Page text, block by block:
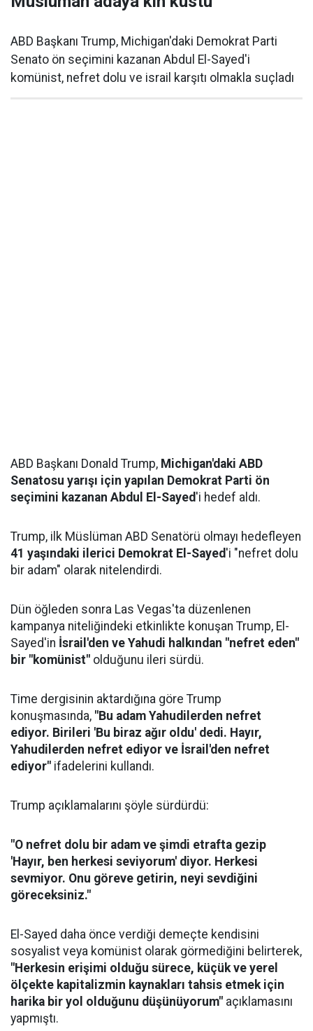
ABD Başkanı Trump, Michigan'daki Demokrat Parti
Senato ön seçimini kazanan Abdul El-Sayed'i
komünist, nefret dolu ve israil karşıtı olmakla suçladı
ABD Başkanı Donald Trump, Michigan'daki ABD
Senatosu yarışı için yapılan Demokrat Parti ön
seçimini kazanan Abdul El-Sayed'i hedef aldı.
Trump, ilk Müslüman ABD Senatörü olmayı hedefleyen
41 yaşındaki ilerici Demokrat El-Sayed'i "nefret dolu
bir adam" olarak nitelendirdi.
Dün öğleden sonra Las Vegas'ta düzenlenen
kampanya niteliğindeki etkinlikte konuşan Trump, El-
Sayed'in İsrail'den ve Yahudi halkından "nefret eden"
bir "komünist" olduğunu ileri sürdü.
Time dergisinin aktardığına göre Trump
konuşmasında, "Bu adam Yahudilerden nefret
ediyor. Birileri 'Bu biraz ağır oldu' dedi. Hayır,
Yahudilerden nefret ediyor ve İsrail'den nefret
ediyor" ifadelerini kullandı.
Trump açıklamalarını şöyle sürdürdü:
"O nefret dolu bir adam ve şimdi etrafta gezip
'Hayır, ben herkesi seviyorum' diyor. Herkesi
sevmiyor. Onu göreve getirin, neyi sevdiğini
göreceksiniz."
El-Sayed daha önce verdiği demeçte kendisini
sosyalist veya komünist olarak görmediğini belirterek,
"Herkesin erişimi olduğu sürece, küçük ve yerel
ölçekte kapitalizmin kaynakları tahsis etmek için
harika bir yol olduğunu düşünüyorum" açıklamasını
yapmıştı.